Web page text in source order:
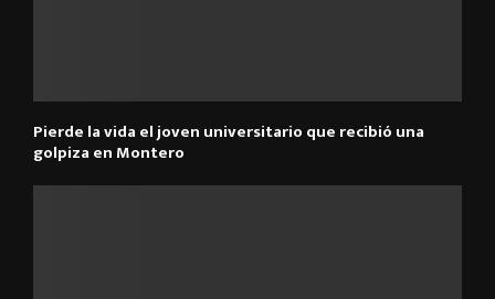
Pierde la vida el joven universitario que recibió una
golpiza en Montero